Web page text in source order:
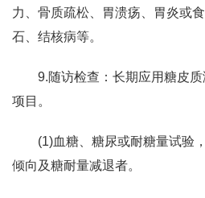
力、骨质疏松、胃溃疡、胃炎或
石、结核病等。
9.随访检查：长期应用糖皮
项目。
(1)血糖、糖尿或耐糖量试验
倾向及糖耐量减退者。